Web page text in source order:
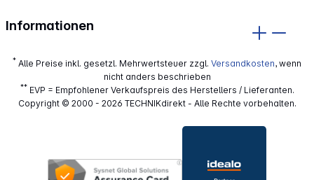
Informationen
* Alle Preise inkl. gesetzl. Mehrwertsteuer zzgl. Versandkosten, wenn
nicht anders beschrieben
**EVP = Empfohlener Verkaufspreis des Herstellers / Lieferanten.
Copyright © 2000 - 2026 TECHNIKdirekt - Alle Rechte vorbehalten.